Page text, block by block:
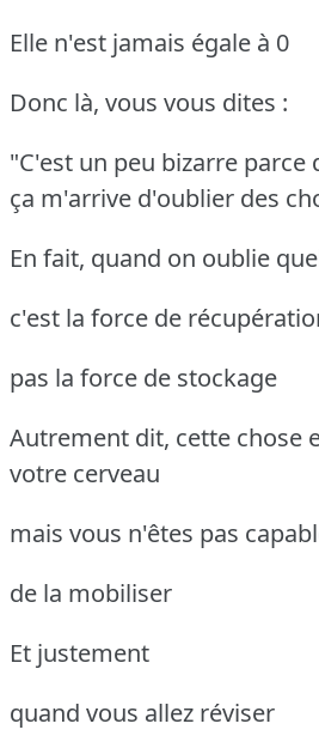
Elle n'est jamais égale à 0
Donc là, vous vous dites :
"C'est un peu bizarre parce
ça m'arrive d'oublier des
En fait, quand on oublie
c'est la force de
pas la force de stockage
Autrement dit, cette chose
votre cerveau
mais vous n'êtes pas
de la mobiliser
Et justement
quand vous allez réviser